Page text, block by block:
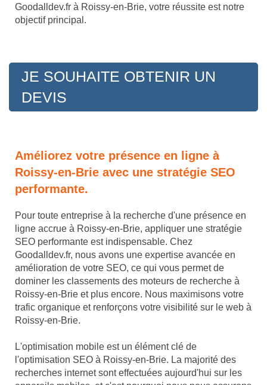
Goodalldev.fr à Roissy-en-Brie, votre réussite est notre
objectif principal.
JE SOUHAITE OBTENIR UN
DEVIS
Améliorez votre présence en ligne à
Roissy-en-Brie avec une stratégie SEO
performante.
Pour toute entreprise à la recherche d'une présence en
ligne accrue à Roissy-en-Brie, appliquer une stratégie
SEO performante est indispensable. Chez
Goodalldev.fr, nous avons une expertise avancée en
amélioration de votre SEO, ce qui vous permet de
dominer les classements des moteurs de recherche à
Roissy-en-Brie et plus encore. Nous maximisons votre
trafic organique et renforçons votre visibilité sur le web à
Roissy-en-Brie.
L'optimisation mobile est un élément clé de
l'optimisation SEO à Roissy-en-Brie. La majorité des
recherches internet sont effectuées aujourd'hui sur les